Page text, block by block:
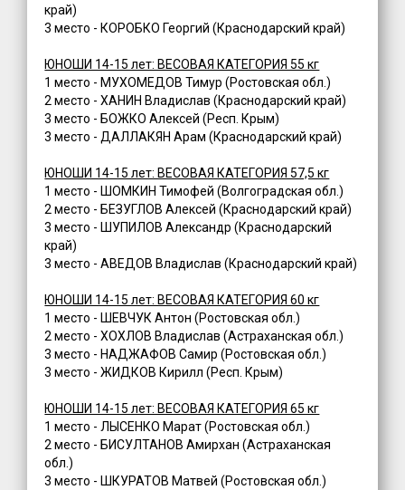
край)
3 место - КОРОБКО Георгий (Краснодарский край)
ЮНОШИ 14-15 лет: ВЕСОВАЯ КАТЕГОРИЯ 55 кг
1 место - МУХОМЕДОВ Тимур (Ростовская обл.)
2 место - ХАНИН Владислав (Краснодарский край)
3 место - БОЖКО Алексей (Респ. Крым)
3 место - ДАЛЛАКЯН Арам (Краснодарский край)
ЮНОШИ 14-15 лет: ВЕСОВАЯ КАТЕГОРИЯ 57,5 кг
1 место - ШОМКИН Тимофей (Волгоградская обл.)
2 место - БЕЗУГЛОВ Алексей (Краснодарский край)
3 место - ШУПИЛОВ Александр (Краснодарский
край)
3 место - АВЕДОВ Владислав (Краснодарский край)
ЮНОШИ 14-15 лет: ВЕСОВАЯ КАТЕГОРИЯ 60 кг
1 место - ШЕВЧУК Антон (Ростовская обл.)
2 место - ХОХЛОВ Владислав (Астраханская обл.)
3 место - НАДЖАФОВ Самир (Ростовская обл.)
3 место - ЖИДКОВ Кирилл (Респ. Крым)
ЮНОШИ 14-15 лет: ВЕСОВАЯ КАТЕГОРИЯ 65 кг
1 место - ЛЫСЕНКО Марат (Ростовская обл.)
2 место - БИСУЛТАНОВ Амирхан (Астраханская
обл.)
3 место - ШКУРАТОВ Матвей (Ростовская обл.)